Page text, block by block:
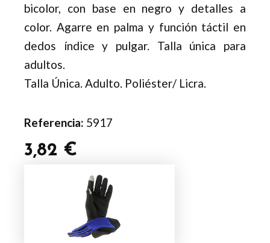
bicolor, con base en negro y detalles a
color. Agarre en palma y función táctil en
dedos índice y pulgar. Talla única para
adultos.
Talla Única. Adulto. Poliéster/ Licra.
Referencia: 5917
3,82 €